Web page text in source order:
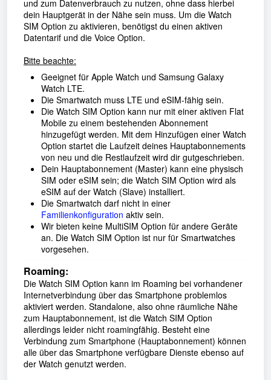
und zum Datenverbrauch zu nutzen, ohne dass hierbei
dein Hauptgerät in der Nähe sein muss. Um die Watch
SIM Option zu aktivieren, benötigst du einen aktiven
Datentarif und die Voice Option.
Bitte beachte:
Geeignet für Apple Watch und Samsung Galaxy
Watch LTE.
Die Smartwatch muss LTE und eSIM-fähig sein.
Die Watch SIM Option kann nur mit einer aktiven Flat
Mobile zu einem bestehenden Abonnement
hinzugefügt werden. Mit dem Hinzufügen einer Watch
Option startet die Laufzeit deines Hauptabonnements
von neu und die Restlaufzeit wird dir gutgeschrieben.
Dein Hauptabonnement (Master) kann eine physisch
SIM oder eSIM sein; die Watch SIM Option wird als
eSIM auf der Watch (Slave) installiert.
Die Smartwatch darf nicht in einer
Familienkonfiguration aktiv sein.
Wir bieten keine MultiSIM Option für andere Geräte
an. Die Watch SIM Option ist nur für Smartwatches
vorgesehen.
Roaming:
Die Watch SIM Option kann im Roaming bei vorhandener
Internetverbindung über das Smartphone problemlos
aktiviert werden. Standalone, also ohne räumliche Nähe
zum Hauptabonnement, ist die Watch SIM Option
allerdings leider nicht roamingfähig. Besteht eine
Verbindung zum Smartphone (Hauptabonnement) können
alle über das Smartphone verfügbare Dienste ebenso auf
der Watch genutzt werden.